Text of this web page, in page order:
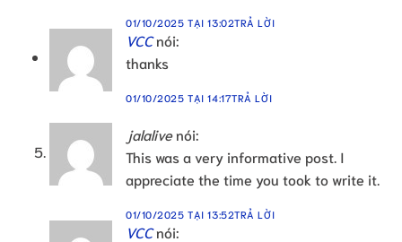
01/10/2025 TẠI 13:02TRẢ LỜI
VCC nói:
thanks
01/10/2025 TẠI 14:17TRẢ LỜI
jalalive nói:
This was a very informative post. I
appreciate the time you took to write it.
01/10/2025 TẠI 13:52TRẢ LỜI
VCC nói: